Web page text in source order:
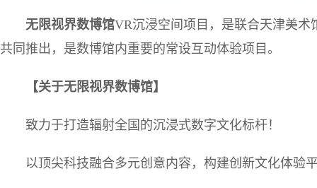
无限视界数博馆VR沉浸空间项目，是联合天津美
共同推出，是数博馆内重要的常设互动体验项目。
【关于无限视界数博馆】
致力于打造辐射全国的沉浸式数字文化标杆！
以顶尖科技融合多元创意内容，构建创新文化体验